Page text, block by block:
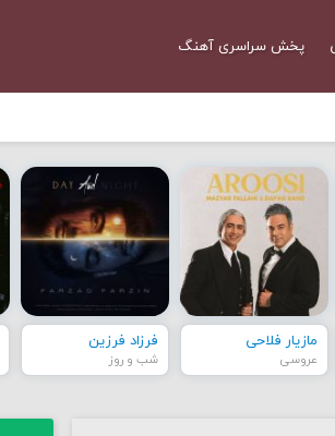
پخش سراسری آهنگ
مازیار فلاحی
عروسی
فرزاد فرزین
شب و روز